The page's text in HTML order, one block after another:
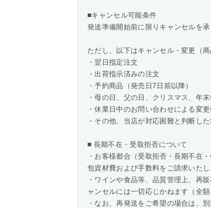
■キャンセル可能条件
発送準備開始前に限りキャンセルを
ただし、以下はキャンセル・変更（
・翌日指定注文
・出荷指示済みの注文
・予約商品（発売日7日前以降）
・母の日、父の日、クリスマス、年
・休業日中のお問い合わせによる変
・その他、当店が対応困難と判断し
■ 長期不在・受取拒否について
・お客様都合（受取拒否・長期不在
包資材費および手数料をご請求いたし
・ワインや食品等、品質管理上、再
ャンセルには一切応じかねます（全額
・なお、再発送をご希望の場合は、